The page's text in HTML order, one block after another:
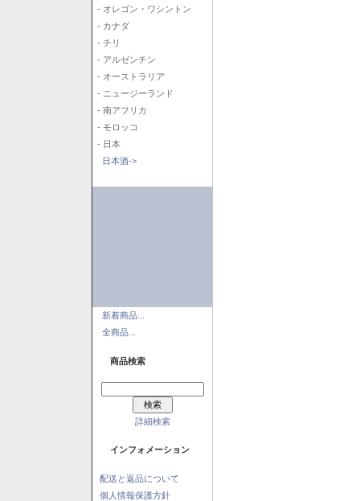
- オレゴン・ワシントン
- カナダ
- チリ
- アルゼンチン
- オーストラリア
- ニュージーランド
- 南アフリカ
- モロッコ
- 日本
日本酒->
新着商品...
全商品...
商品検索
詳細検索
インフォメーション
配送と返品について
個人情報保護方針